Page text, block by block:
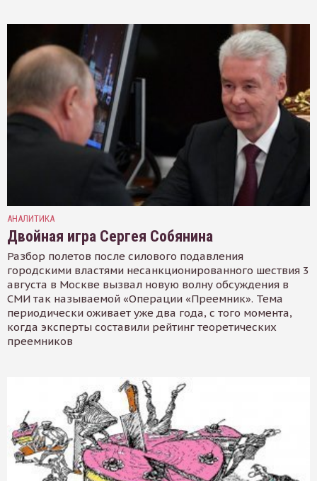
АНАЛИТИКА
Двойная игра Сергея Собянина
Разбор полетов после силового подавления
городскими властями несанкционированного шествия 3
августа в Москве вызвал новую волну обсуждения в
СМИ так называемой «Операции «Преемник». Тема
периодически оживает уже два года, с того момента,
когда эксперты составили рейтинг теоретических
преемников